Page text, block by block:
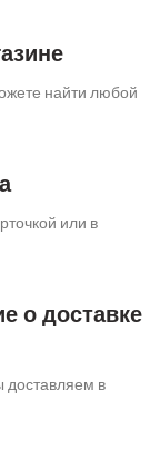
найти любой
или в
о доставке
доставляем в